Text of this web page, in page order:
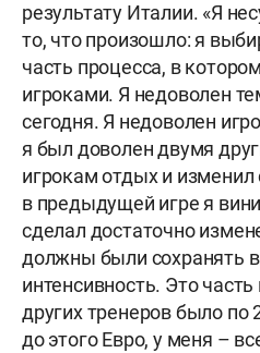
результату Италии. «Я
то, что произошло: я
часть процесса, в
игроками. Я недоволен
сегодня. Я недоволен
я был доволен двумя
игрокам отдых и изменил
в предыдущей игре я
сделал достаточно
должны были сохранять
интенсивность. Это
других тренеров было по
до этого Евро, у меня –